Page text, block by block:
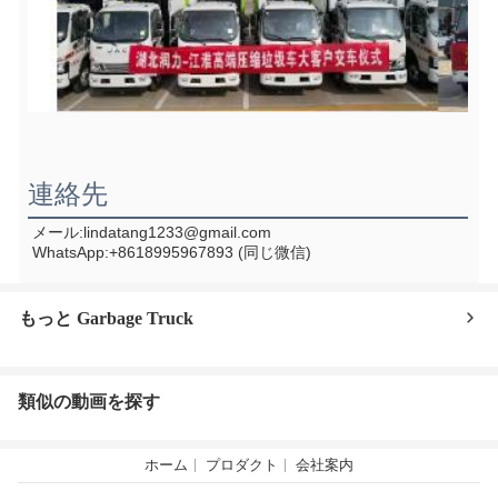
連絡先
メール:lindatang1233@gmail.com
WhatsApp:+8618995967893 (同じ微信)
もっと Garbage Truck
類似の動画を探す
ホーム プロダクト 会社案内